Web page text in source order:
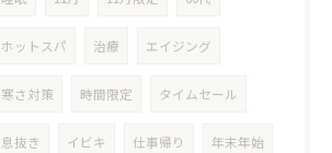
ホットスパ 治療 エイジング
寒さ対策 時間限定 タイムセール
息抜き イビキ 仕事帰り 年末年始